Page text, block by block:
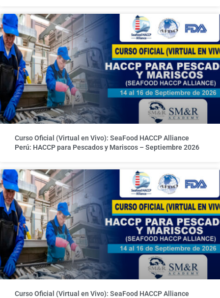
Curso Oficial (Virtual en Vivo): SeaFood HACCP Alliance
Perú: HACCP para Pescados y Mariscos – Septiembre 2026
Curso Oficial (Virtual en Vivo): SeaFood HACCP Alliance